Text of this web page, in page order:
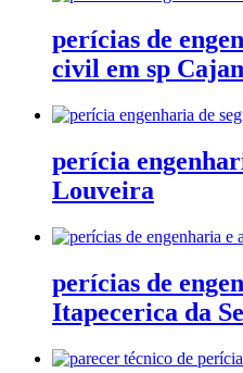
perícias de
civil em sp
perícia
Louveira
perícias de
Itapecerica da